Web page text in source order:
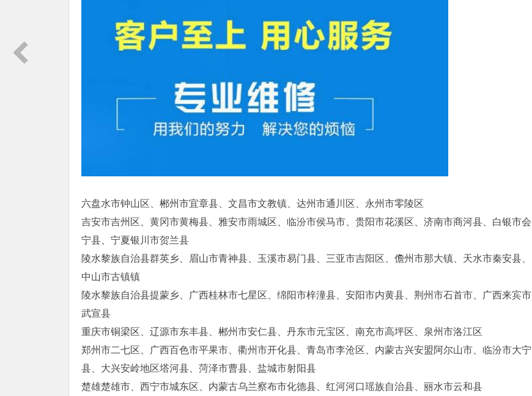
六盘水市钟山区、郴州市宜章县、文昌市文教镇、达州市通川区、永州市零陵区
吉安市吉州区、黄冈市黄梅县、雅安市雨城区、临汾市侯马市、贵阳市花溪区、济南市商河县、白银市会
宁县、宁夏银川市贺兰县
陵水黎族自治县群英乡、眉山市青神县、玉溪市易门县、三亚市吉阳区、儋州市那大镇、天水市秦安县、
中山市古镇镇
陵水黎族自治县提蒙乡、广西桂林市七星区、绵阳市梓潼县、安阳市内黄县、荆州市石首市、广西来宾市
武宣县
重庆市铜梁区、辽源市东丰县、郴州市安仁县、丹东市元宝区、南充市高坪区、泉州市洛江区
郑州市二七区、广西百色市平果市、衢州市开化县、青岛市李沧区、内蒙古兴安盟阿尔山市、临汾市大宁
县、大兴安岭地区塔河县、菏泽市曹县、盐城市射阳县
楚雄楚雄市、西宁市城东区、内蒙古乌兰察布市化德县、红河河口瑶族自治县、丽水市云和县